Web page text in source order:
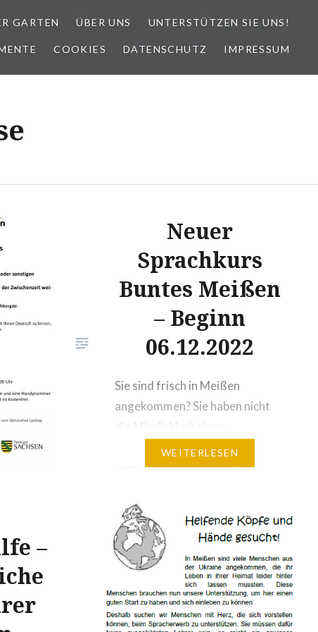
GARTEN ÜBER UNS UNTERSTÜTZEN SIE UNS!
COOKIES DATENSCHUTZ IMPRESSUM
Neuer
Sprachkurs
Buntes Meißen
– Beginn
06.12.2022
Sie sind frisch in Meißen
angekommen? Sie haben nicht
die Möglichkeit einen
Integrationskurs oder
sonstigen Deutschkurs zu
auf den nächsten Kurs und
wollen in der Zwischenzeit
weiter lernen? Dann melden Sie
sich zum Sprachangebot mit
Marion in der Hirschbergstr. 59,
01662 Meißen an. Jeden
WEITERLESEN
–